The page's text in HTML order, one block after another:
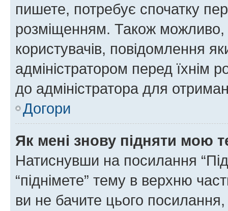
пишете, потребує спочатку
розміщенням. Також можливо,
користувачів, повідомлення
адміністратором перед їхнім
до адміністратора для
Догори
Як мені знову підняти мою
Натиснувши на посилання
“піднімете” тему в верхню
ви не бачите цього